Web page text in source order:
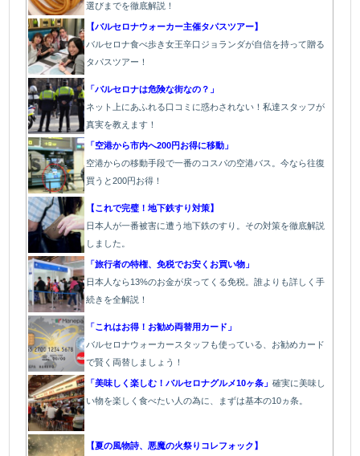
選びまでを徹底解説！
【バルセロナウォーカー主催タパスツアー】
バルセロナ食べ歩き女王辛口ジョランダが自信を持って贈る
タパスツアー！
「バルセロナは危険な街なの？」
ネット上にあふれる口コミに惑わされない！私達スタッフが
真実を教えます！
「空港から市内へ200円お得に移動」
空港からの移動手段で一番のコスパの空港バス。今なら往復
買うと200円お得！
【これで完璧！地下鉄すり対策】
日本人が一番被害に遭う地下鉄のすり。その対策を徹底解説
しました。
「旅行者の特権、免税でお安くお買い物」
日本人なら13%のお金が戻ってくる免税。誰よりも詳しく手
続きを全解説！
「これはお得！お勧め両替用カード」
バルセロナウォーカースタッフも使っている、お勧めカード
で賢く両替しましょう！
「美味しく楽しむ！バルセロナグルメ10ヶ条」確実に美味し
い物を楽しく食べたい人の為に、まずは基本の10ヵ条。
【夏の風物詩、悪魔の火祭りコレフォック】